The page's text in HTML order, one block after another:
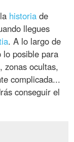
historia de
llegues
. A lo largo de
lo posible para
, zonas ocultas,
complicada...
conseguir el